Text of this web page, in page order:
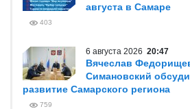
августа в Самаре
403
6 августа 2026 20:47
Вячеслав
Симановский
развитие Самарского региона
759